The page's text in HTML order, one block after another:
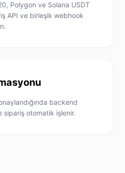
Polygon ve Solana USDT
API ve birleşik webhook
backend
sipariş otomatik işlenir.